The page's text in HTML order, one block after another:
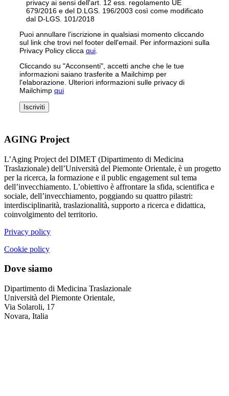
privacy ai sensi dell'art. 12 ess. regolamento UE
679/2016 e del D.LGS. 196/2003 così come modificato
dal D-LGS. 101/2018
Puoi annullare l'iscrizione in qualsiasi momento cliccando
sul link che trovi nel footer dell'email. Per informazioni sulla
Privacy Policy clicca qui.
Cliccando su "Acconsenti", accetti anche che le tue
informazioni saiano trasferite a Mailchimp per
l'elaborazione. Ulteriori informazioni sulle privacy di
Mailchimp qui
AGING Project
L’Aging Project del DIMET (Dipartimento di Medicina
Traslazionale) dell’Università del Piemonte Orientale, è un progetto
per la ricerca, la formazione e il public engagement sul tema
dell’invecchiamento. L’obiettivo è affrontare la sfida, scientifica e
sociale, dell’invecchiamento, poggiando su quattro pilastri:
interdisciplinarità, traslazionalità, supporto a ricerca e didattica,
coinvolgimento del territorio.
Privacy policy
Cookie policy
Dove siamo
Dipartimento di Medicina Traslazionale
Università del Piemonte Orientale,
Via Solaroli, 17
Novara, Italia